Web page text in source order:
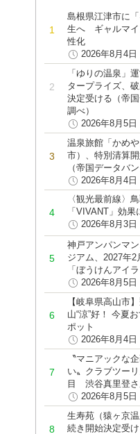
島根県江津市に
生へ ギャルマイ
性化
2026年8月4日
「ゆりの温泉」
タープライズ、
決定受ける（帝
調べ）
2026年8月5日
温泉旅館「かめ
市）、特別清算
（帝国データバ
2026年8月4日
〈観光最前線〉鳥
「VIVANT」効果
2026年8月3日
神戸アンパンマ
ジアム、2027年2
「ぼうけんアイ
2026年8月5日
【岐阜県高山市
山“涼”好！ 今夏
ポット
2026年8月4日
〝マニアックな
い〟クラブツー
目 渋谷真里登さ
2026年8月5日
生寿苑（猿ヶ京
続き開始決定受